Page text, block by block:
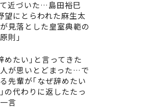
近づいた…島田裕巳
望にとらわれた麻生太
見落とした皇室典範の
則｣
めたい｣と言ってきた
が思いとどまった…で
先輩が｢なぜ辞めたい
の代わりに返したたっ
言